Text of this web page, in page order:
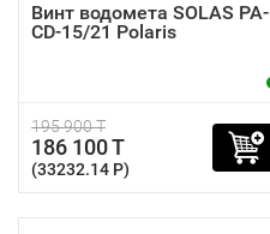
Винт водомета SOLAS PA-
CD-15/21 Polaris
195 900 T
186 100 T
(33232.14 P)